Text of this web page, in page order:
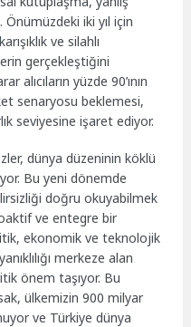
iki yıl için
ve silahlı
gerçekleştiğini
alıcıların yüzde 90’ının
senaryosu beklemesi,
seviyesine işaret ediyor.
dünya düzeninin köklü
Bu yeni dönemde
doğru okuyabilmek
ve entegre bir
ekonomik ve teknolojik
merkeze alan
önem taşıyor. Bu
ülkemizin 900 milyar
ve Türkiye dünya